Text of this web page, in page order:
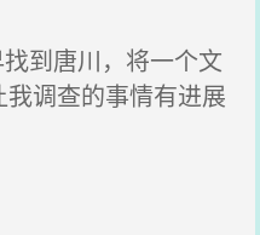
到唐川，将一个文
调查的事情有进展